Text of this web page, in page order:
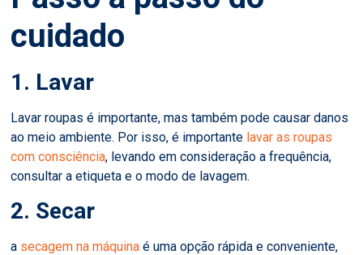
cuidado
1. Lavar
Lavar roupas é importante, mas também pode causar danos
ao meio ambiente. Por isso, é importante lavar as roupas
com consciência, levando em consideração a frequência,
consultar a etiqueta e o modo de lavagem.
2. Secar
a secagem na máquina é uma opção rápida e conveniente,